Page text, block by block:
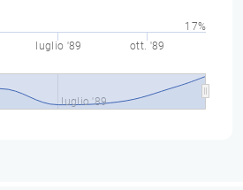
luglio '89 ott. '89
luglio '89
17%